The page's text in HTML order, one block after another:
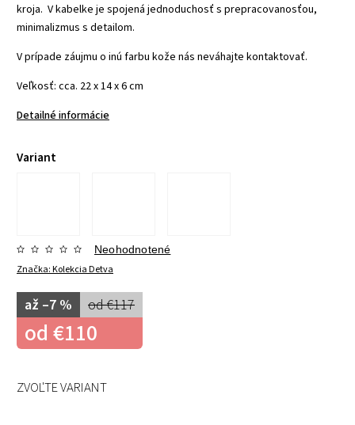
kroja. V kabelke je spojená jednoduchosť s prepracovanosťou,
minimalizmus s detailom.
V prípade záujmu o inú farbu kože nás neváhajte kontaktovať.
Veľkosť: cca. 22 x 14 x 6 cm
Detailné informácie
Variant
Značka:Kolekcia Detva
Neohodnotené
od €117
až –7 %
od €110
ZVOĽTE VARIANT